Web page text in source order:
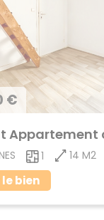
€
1 14 M2
le bien